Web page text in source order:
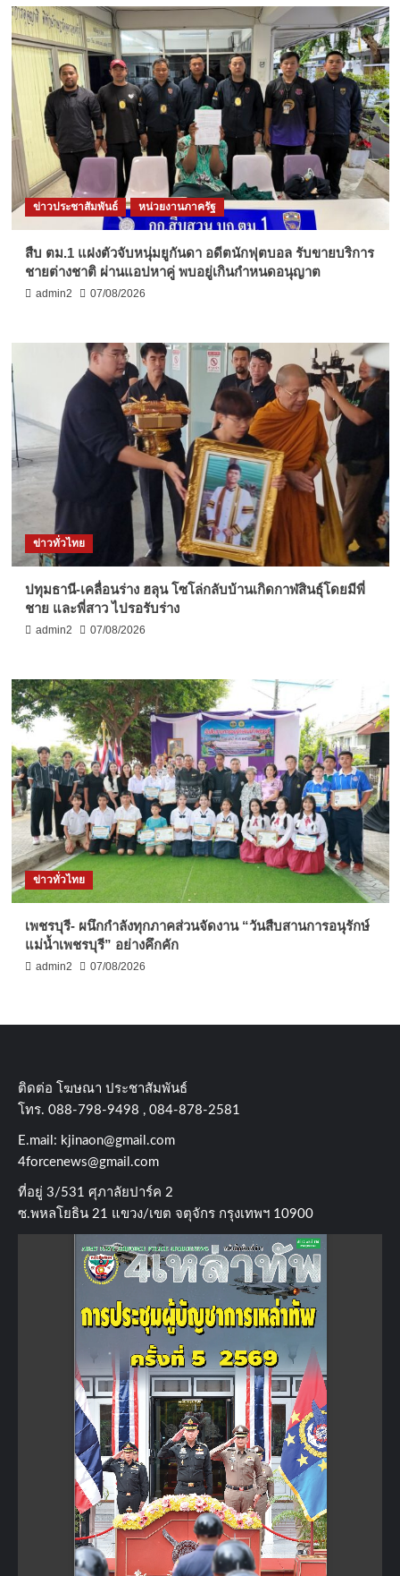
ข่าวประชาสัมพันธ์ หน่วยงานภาครัฐ
สืบ ตม.1 แฝงตัวจับหนุ่มยูกันดา อดีตนักฟุตบอล รับขายบริการ
ชายต่างชาติ ผ่านแอปหาคู่ พบอยู่เกินกำหนดอนุญาต
admin2 07/08/2026
ข่าวทั่วไทย
ปทุมธานี-เคลื่อนร่าง ฮลุน โซโล่กลับบ้านเกิดกาฬสินธุ์โดยมีพี่
ชาย และพี่สาว ไปรอรับร่าง
admin2 07/08/2026
ข่าวทั่วไทย
เพชรบุรี- ผนึกกำลังทุกภาคส่วนจัดงาน “วันสืบสานการอนุรักษ์
แม่น้ำเพชรบุรี” อย่างคึกคัก
admin2 07/08/2026
ติดต่อ​ โฆษณา​ ประชาสัมพันธ์
โทร​. 088-798-9498 , 084-878-2581
E.mail: kjinaon@gmail.com
4forcenews@gmail.com
ที่อยู่​ 3/531​ ศุภาลัยปาร์ค​ 2
ซ.พหลโยธิน​ 21​ แขวง/เขต​ จตุจักร​ กรุงเทพฯ 10900